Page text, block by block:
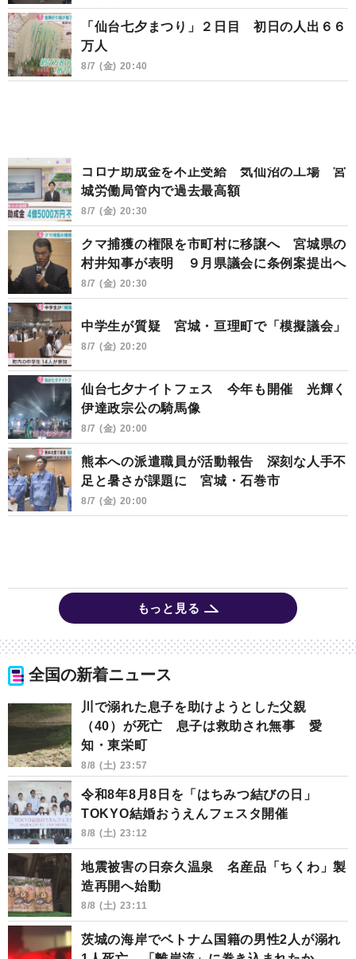
「仙台七夕まつり」２日目 初日の人出６６
万人
8/7 (金) 20:40
コロナ助成金を不正受給 気仙沼の工場 宮
城労働局管内で過去最高額
8/7 (金) 20:30
クマ捕獲の権限を市町村に移譲へ 宮城県の
村井知事が表明 ９月県議会に条例案提出へ
8/7 (金) 20:30
中学生が質疑 宮城・亘理町で「模擬議会」
8/7 (金) 20:20
仙台七夕ナイトフェス 今年も開催 光輝く
伊達政宗公の騎馬像
8/7 (金) 20:00
熊本への派遣職員が活動報告 深刻な人手不
足と暑さが課題に 宮城・石巻市
8/7 (金) 20:00
もっと見る
全国の新着ニュース
川で溺れた息子を助けようとした父親
（40）が死亡 息子は救助され無事 愛
知・東栄町
8/8 (土) 23:57
令和8年8月8日を「はちみつ結びの日」
TOKYO結婚おうえんフェスタ開催
8/8 (土) 23:12
地震被害の日奈久温泉 名産品「ちくわ」製
造再開へ始動
8/8 (土) 23:11
茨城の海岸でベトナム国籍の男性2人が溺れ